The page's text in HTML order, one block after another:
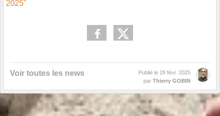
2025"
Voir toutes les news Publié le 28 févr. 2025
par Thierry GOBIN